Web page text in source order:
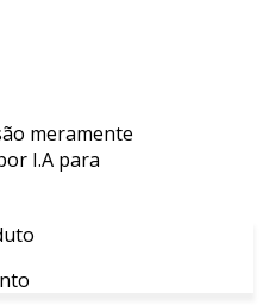
meramente
I.A para